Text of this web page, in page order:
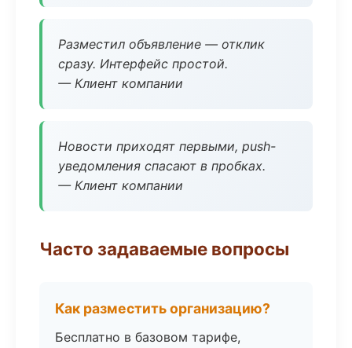
Разместил объявление — отклик
сразу. Интерфейс простой.
— Клиент компании
Новости приходят первыми, push-
уведомления спасают в пробках.
— Клиент компании
Часто задаваемые вопросы
Как разместить организацию?
Бесплатно в базовом тарифе,